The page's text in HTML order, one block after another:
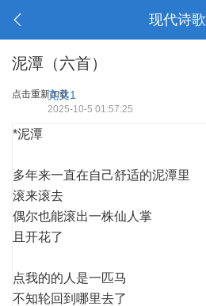
现代诗歌
泥潭（六首）
点击重新加载
克文1
2025-10-5 01:57:25
*泥潭
多年来一直在自己舒适的泥潭里
滚来滚去
偶尔也能滚出一株仙人掌
且开花了
点我的的人是一匹马
不知轮回到哪里去了